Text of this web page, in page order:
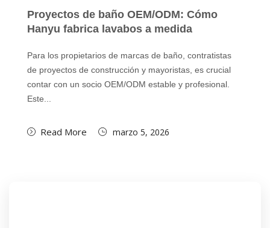
Proyectos de baño OEM/ODM: Cómo
Hanyu fabrica lavabos a medida
Para los propietarios de marcas de baño, contratistas
de proyectos de construcción y mayoristas, es crucial
contar con un socio OEM/ODM estable y profesional.
Este...
Read More marzo 5, 2026